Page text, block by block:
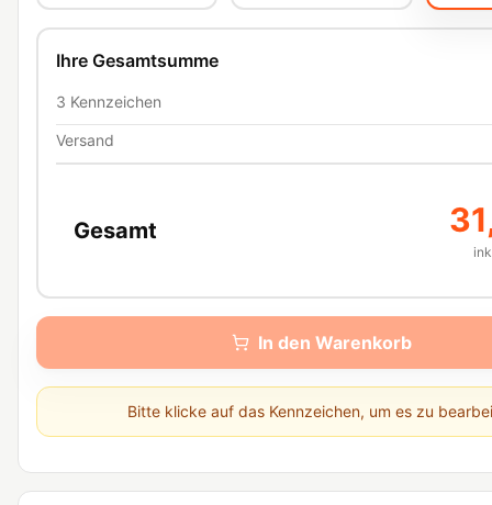
Ihre Gesamtsumme
3 Kennzeichen
Versand
Gesamt
In den Warenkorb
Bitte klicke auf das Kennzeichen, um es zu